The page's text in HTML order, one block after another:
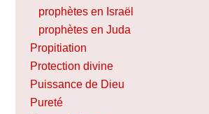
prophètes en Israël
prophètes en Juda
Propitiation
Protection divine
Puissance de Dieu
Pureté